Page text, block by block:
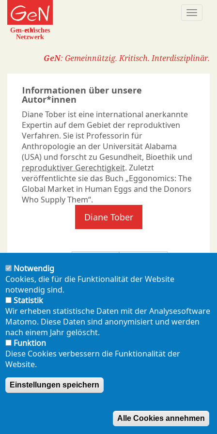
Direkt
zum
Inhalt
GeN: Gemeinnützig. Kritisch. Interdisziplinär.
Informationen über unsere
Autor*innen
Diane Tober ist eine international anerkannte
Expertin auf dem Gebiet der reproduktiven
Verfahren. Sie ist Professorin für
Anthropologie an der Universität Alabama
(USA) und forscht zu Gesundheit, Bioethik und
reproduktiver Gerechtigkeit. Zuletzt
veröffentlichte sie das Buch „Eggonomics: The
Global Market in Human Eggs and the Donors
Who Supply Them“.
Diane Tober
Leider keine Ergebnisse.
Footer
mobil
NEWSLETTER
DATENSCHUTZERKLÄRUNG
Notwendig
Cookies, die für die Funktionalität der Website
notwendig sind.
Statistik
Wir erheben statistische Daten mit der Analysesoftware
Matomo. Diese Daten sind anonymisiert und werden
nach einem Jahr gelöscht.
Funktion
Diese Cookies verbessern die Funktionalität der
Website.
Einstellungen speichern
Alle Cookies annehmen